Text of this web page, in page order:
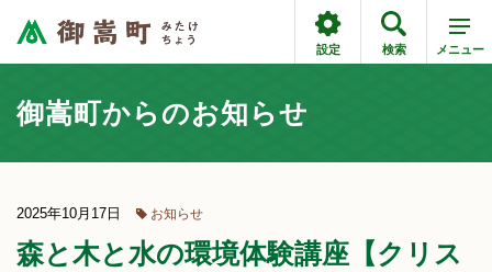
設定 検索 メニュー
御嵩町からのお知らせ
2025年10月17日 お知らせ
森と木と水の環境体験講座【クリス